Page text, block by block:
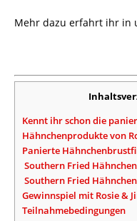
Mehr dazu erfahrt ihr in
Kennt ihr schon die
Hähnchenprodukte von
Panierte
Southern Fried
Southern Fried
Gewinnspiel mit Rosie &
Teilnahmebedingungen